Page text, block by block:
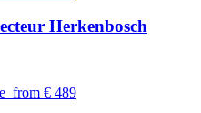
Herkenbosch
€ 489